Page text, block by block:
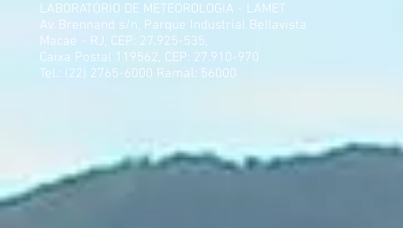
LABORATÓRIO DE METEOROLOGIA - LAMET
Av. Brennand s/n, Parque Industrial Bellavista
Macaé - RJ, CEP: 27.925-535,
Caixa Postal 119562, CEP: 27.910-970
Tel.: (22) 2765-6000 Ramal: 56000